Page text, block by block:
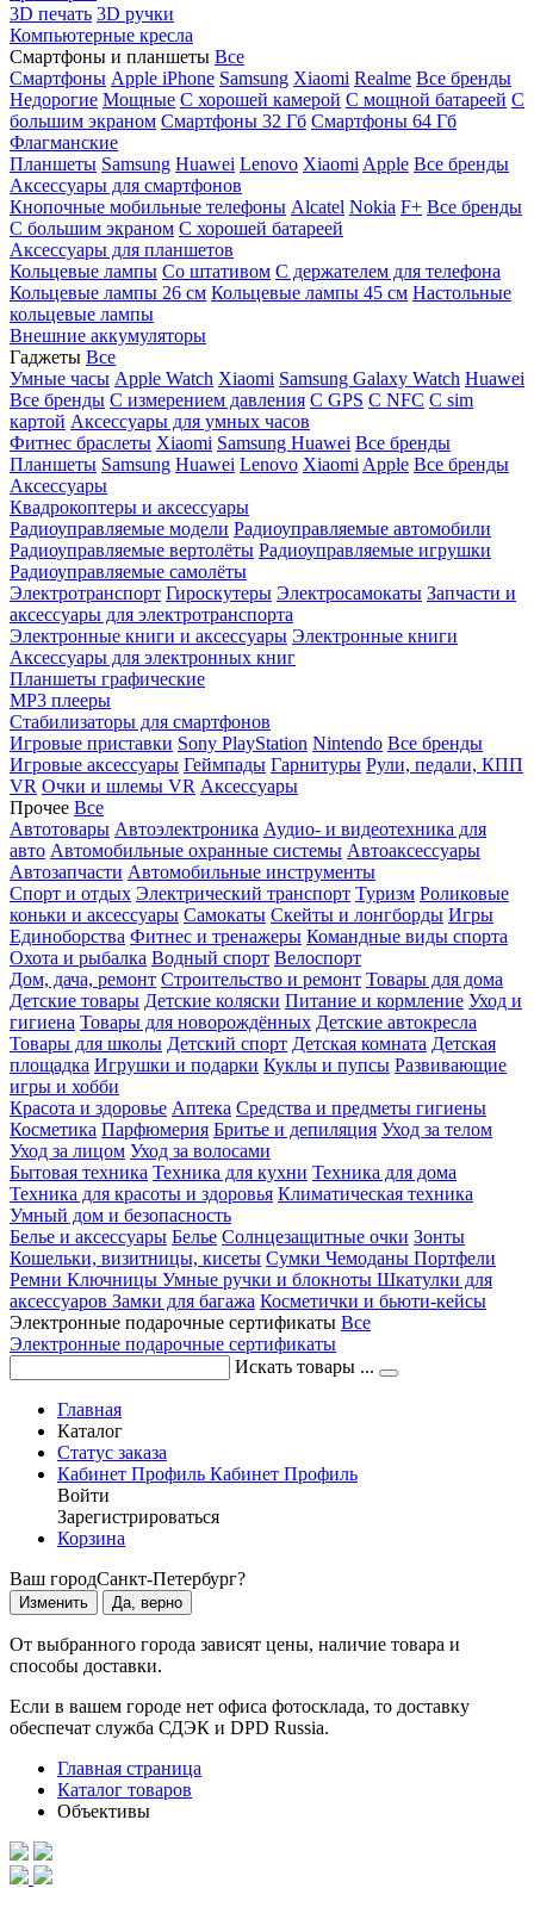
3D печать 3D ручки
Компьютерные кресла
Смартфоны и планшеты Все
Смартфоны Apple iPhone Samsung Xiaomi Realme Все бренды
Недорогие Мощные С хорошей камерой С мощной батареей С
большим экраном Смартфоны 32 Гб Смартфоны 64 Гб
Флагманские
Планшеты Samsung Huawei Lenovo Xiaomi Apple Все бренды
Аксессуары для смартфонов
Кнопочные мобильные телефоны Alcatel Nokia F+ Все бренды
С большим экраном С хорошей батареей
Аксессуары для планшетов
Кольцевые лампы Со штативом C держателем для телефона
Кольцевые лампы 26 см Кольцевые лампы 45 см Настольные
кольцевые лампы
Внешние аккумуляторы
Гаджеты Все
Умные часы Apple Watch Xiaomi Samsung Galaxy Watch Huawei
Все бренды C измерением давления C GPS C NFC C sim
картой Аксессуары для умных часов
Фитнес браслеты Xiaomi Samsung Huawei Все бренды
Планшеты Samsung Huawei Lenovo Xiaomi Apple Все бренды
Аксессуары
Квадрокоптеры и аксессуары
Радиоуправляемые модели Радиоуправляемые автомобили
Радиоуправляемые вертолёты Радиоуправляемые игрушки
Радиоуправляемые самолёты
Электротранспорт Гироскутеры Электросамокаты Запчасти и
аксессуары для электротранспорта
Электронные книги и аксессуары Электронные книги
Аксессуары для электронных книг
Планшеты графические
MP3 плееры
Стабилизаторы для смартфонов
Игровые приставки Sony PlayStation Nintendo Все бренды
Игровые аксессуары Геймпады Гарнитуры Рули, педали, КПП
VR Очки и шлемы VR Аксессуары
Прочее Все
Автотовары Автоэлектроника Аудио- и видеотехника для
авто Автомобильные охранные системы Автоаксессуары
Автозапчасти Автомобильные инструменты
Спорт и отдых Электрический транспорт Туризм Роликовые
коньки и аксессуары Самокаты Скейты и лонгборды Игры
Единоборства Фитнес и тренажеры Командные виды спорта
Охота и рыбалка Водный спорт Велоспорт
Дом, дача, ремонт Строительство и ремонт Товары для дома
Детские товары Детские коляски Питание и кормление Уход и
гигиена Товары для новорождённых Детские автокресла
Товары для школы Детский спорт Детская комната Детская
площадка Игрушки и подарки Куклы и пупсы Развивающие
игры и хобби
Красота и здоровье Аптека Средства и предметы гигиены
Косметика Парфюмерия Бритье и депиляция Уход за телом
Уход за лицом Уход за волосами
Бытовая техника Техника для кухни Техника для дома
Техника для красоты и здоровья Климатическая техника
Умный дом и безопасность
Белье и аксессуары Белье Солнцезащитные очки Зонты
Кошельки, визитницы, кисеты Сумки Чемоданы Портфели
Ремни Ключницы Умные ручки и блокноты Шкатулки для
аксессуаров Замки для багажа Косметички и бьюти-кейсы
Электронные подарочные сертификаты Все
Электронные подарочные сертификаты
Искать товары ...
Главная
Каталог
Статус заказа
Кабинет Профиль Кабинет Профиль
Войти
Зарегистрироваться
Корзина
Ваш городСанкт-Петербург?
Изменить Да, верно
От выбранного города зависят цены, наличие товара и
способы доставки.
Если в вашем городе нет офиса фотосклада, то доставку
обеспечат служба СДЭК и DPD Russia.
Главная страница
Каталог товаров
Объективы